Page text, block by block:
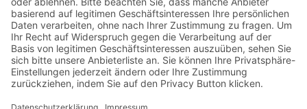
Lager- & Logistiknews
Exklusive Rabatte
Neuheiten
Newsletter abonnieren